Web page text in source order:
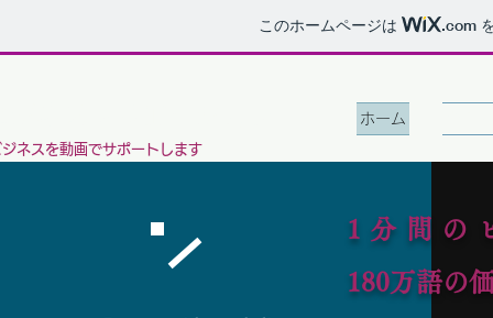
このホームページは .com
ネスを動画でサポートします
ホーム
1分間の
180万語の